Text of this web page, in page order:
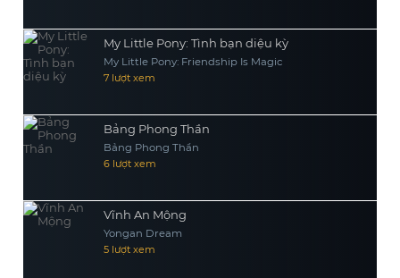
My Little Pony: Tình bạn diệu kỳ
My Little Pony: Friendship Is Magic
7 lượt xem
Bảng Phong Thần
Bảng Phong Thần
6 lượt xem
Vĩnh An Mộng
Yongan Dream
5 lượt xem